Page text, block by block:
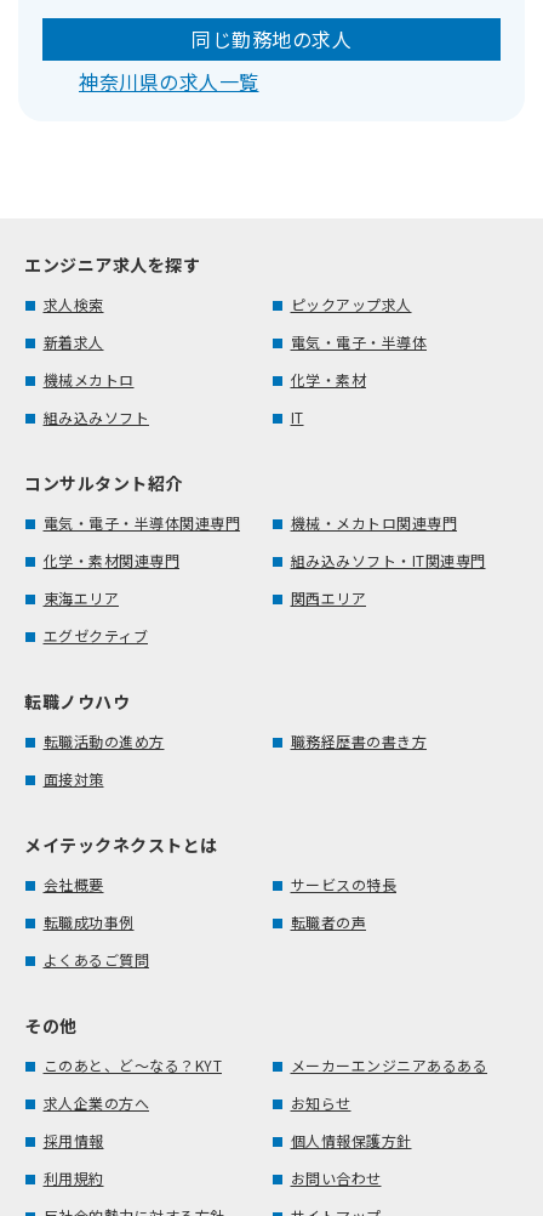
同じ勤務地の求人
神奈川県の求人一覧
エンジニア求人を探す
求人検索
ピックアップ求人
新着求人
電気・電子・半導体
機械メカトロ
化学・素材
組み込みソフト
IT
コンサルタント紹介
電気・電子・半導体関連専門
機械・メカトロ関連専門
化学・素材関連専門
組み込みソフト・IT関連専門
東海エリア
関西エリア
エグゼクティブ
転職ノウハウ
転職活動の進め方
職務経歴書の書き方
面接対策
メイテックネクストとは
会社概要
サービスの特長
転職成功事例
転職者の声
よくあるご質問
その他
このあと、ど～なる？KYT
メーカーエンジニアあるある
求人企業の方へ
お知らせ
採用情報
個人情報保護方針
利用規約
お問い合わせ